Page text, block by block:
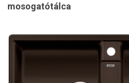
mosogatótálca